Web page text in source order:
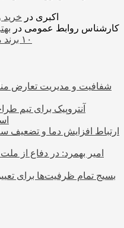
اکبری در
کارشناس روابط عمومی در
۱۰ برند معتبر آجیل و خشکبار در ایران
شفافیت و مدیریت تعارض
آنتروپیک برای تیم
ارتباط افزایش دما و تضعیف
امیر بهمرد: در دفاع از
بسیج تمام ظرفیت‌ها برای